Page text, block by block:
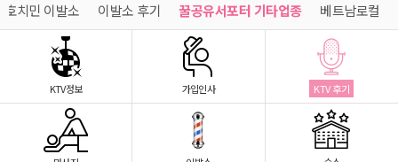
호치민 이발소 이발소 후기 꿀공유서포터 기타업종 베트남로컬
KTV정보 가입인사 KTV 후기